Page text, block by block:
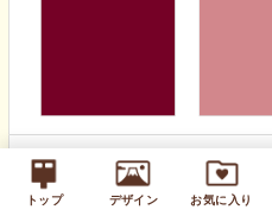
トップ デザイン お気に入り
無地カラー（通年）